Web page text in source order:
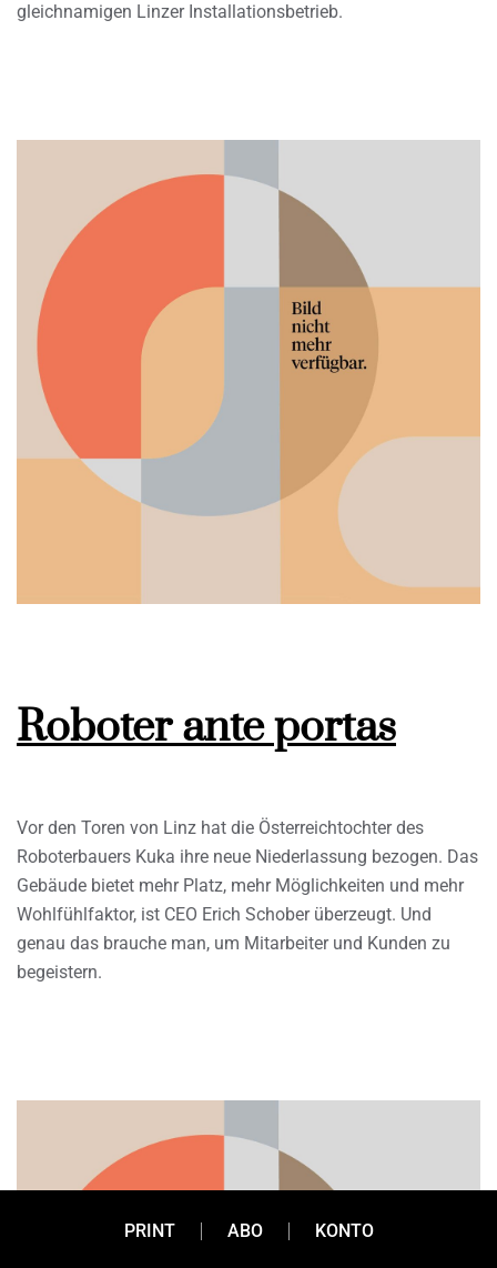
gleichnamigen Linzer Installationsbetrieb.
Roboter ante portas
Vor den Toren von Linz hat die Österreichtochter des
Roboterbauers Kuka ihre neue Niederlassung bezogen. Das
Gebäude bietet mehr Platz, mehr Möglichkeiten und mehr
Wohlfühlfaktor, ist CEO Erich Schober überzeugt. Und
genau das brauche man, um Mitarbeiter und Kunden zu
begeistern.
PRINT ABO KONTO